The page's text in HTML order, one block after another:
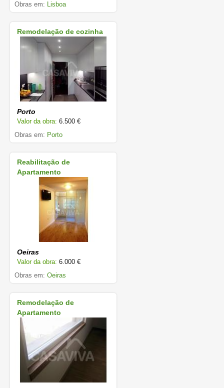
Obras em: Lisboa
Remodelação de cozinha
Porto
Valor da obra: 6.500 €
Obras em: Porto
Reabilitação de
Apartamento
Oeiras
Valor da obra: 6.000 €
Obras em: Oeiras
Remodelação de
Apartamento